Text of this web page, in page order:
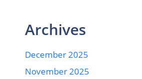
Archives
December 2025
November 2025